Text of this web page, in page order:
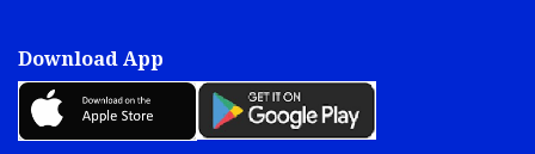
Download App